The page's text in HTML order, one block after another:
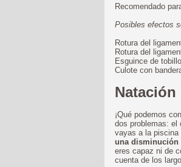
Recomendado
Posibles efectos
Rotura del
Rotura del
Esguince de tobillo
Culote con
Natación
¡Qué podemos
dos problemas: el
vayas a la piscina
una disminución
eres capaz ni de
cuenta de los